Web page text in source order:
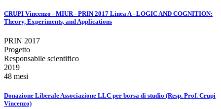
CRUPI Vincenzo - MIUR - PRIN 2017 Linea A - LOGIC AND COGNITION:
Theory, Experiments, and Applications
PRIN 2017
Progetto
Responsabile scientifico
2019
48 mesi
Donazione Liberale Associazione LLC per borsa di studio (Resp. Prof. Crupi
Vincenzo)